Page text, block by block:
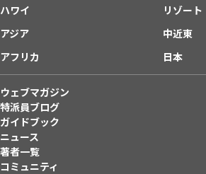
ハワイ
リゾート
アジア
中近東
アフリカ
日本
ウェブマガジン
特派員ブログ
ガイドブック
ニュース
著者一覧
コミュニティ